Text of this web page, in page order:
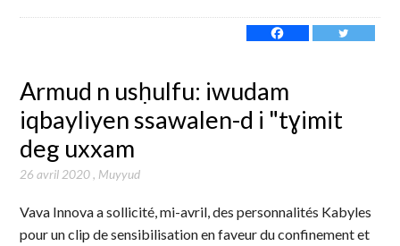
Armud n usḥulfu: iwudam
iqbayliyen ssawalen-d i "tɣimit
deg uxxam
26 avril 2020, Muyyud
Vava Innova a sollicité, mi-avril, des personnalités Kabyles
pour un clip de sensibilisation en faveur du confinement et